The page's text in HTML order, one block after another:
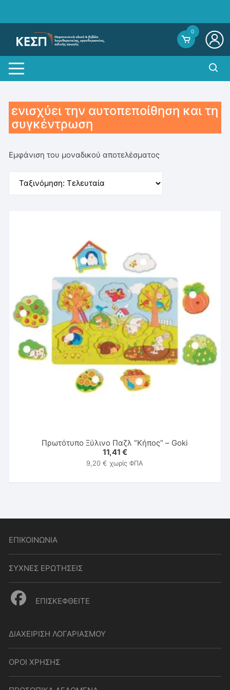
0
ενισχύει την αυτοπεποίθηση και τη
συγκέντρωση
Εμφάνιση του μοναδικού αποτελέσματος
Πρωτότυπο Ξύλινο Παζλ “Κήπος” – Goki
11,41 €
9,20€ χωρίς ΦΠΑ
ΕΠΙΚΟΙΝΩΝΙΑ
ΣΥΧΝΕΣ ΕΡΩΤΗΣΕΙΣ
ΕΠΙΣΚΕΦΘΕΙΤΕ
ΔΙΑΧΕΙΡΙΣΗ ΛΟΓΑΡΙΑΣΜΟΥ
ΟΡΟΙ ΧΡΗΣΗΣ